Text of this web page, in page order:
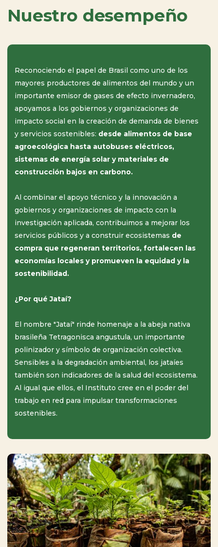
Nuestro desempeño
Reconociendo el papel de Brasil como uno de los
mayores productores de alimentos del mundo y un
importante emisor de gases de efecto invernadero,
apoyamos a los gobiernos y organizaciones de
impacto social en la creación de demanda de bienes
y servicios sostenibles: desde alimentos de base
agroecológica hasta autobuses eléctricos,
sistemas de energía solar y materiales de
construcción bajos en carbono.
Al combinar el apoyo técnico y la innovación a
gobiernos y organizaciones de impacto con la
investigación aplicada, contribuimos a mejorar los
servicios públicos y a construir ecosistemas de
compra que regeneran territorios, fortalecen las
economías locales y promueven la equidad y la
sostenibilidad.
¿Por qué Jataí?
El nombre "Jataí" rinde homenaje a la abeja nativa
brasileña Tetragonisca angustula, un importante
polinizador y símbolo de organización colectiva.
Sensibles a la degradación ambiental, los jataíes
también son indicadores de la salud del ecosistema.
Al igual que ellos, el Instituto cree en el poder del
trabajo en red para impulsar transformaciones
sostenibles.